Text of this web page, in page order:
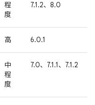
程
度
7.1.2、8.0
高 6.0.1
中
程
度
7.0、7.1.1、7.1.2